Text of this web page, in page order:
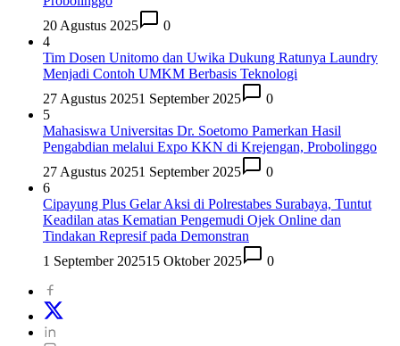
20 Agustus 2025
0
4
Tim Dosen Unitomo dan Uwika Dukung Ratunya Laundry
Menjadi Contoh UMKM Berbasis Teknologi
27 Agustus 20251 September 2025
0
5
Mahasiswa Universitas Dr. Soetomo Pamerkan Hasil
Pengabdian melalui Expo KKN di Krejengan, Probolinggo
27 Agustus 20251 September 2025
0
6
Cipayung Plus Gelar Aksi di Polrestabes Surabaya, Tuntut
Keadilan atas Kematian Pengemudi Ojek Online dan
Tindakan Represif pada Demonstran
1 September 202515 Oktober 2025 0